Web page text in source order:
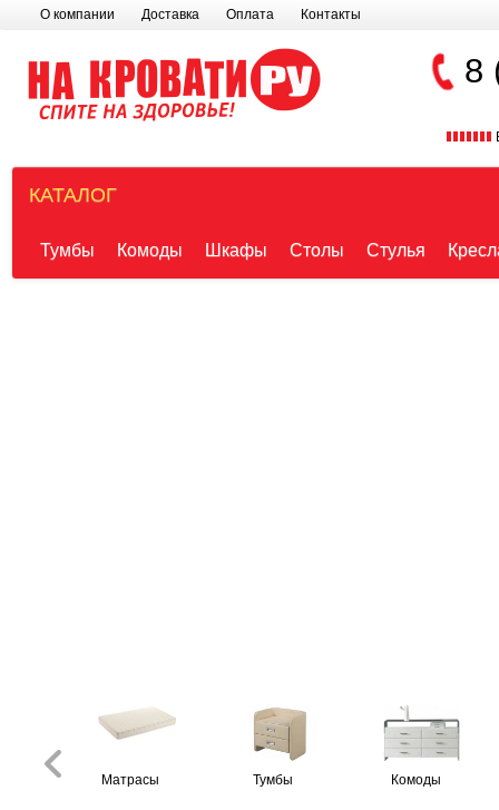
О компании Доставка Оплата Контакты
8
КАТАЛОГ
Тумбы Комоды Шкафы Столы Стулья
Матрасы Тумбы Комоды